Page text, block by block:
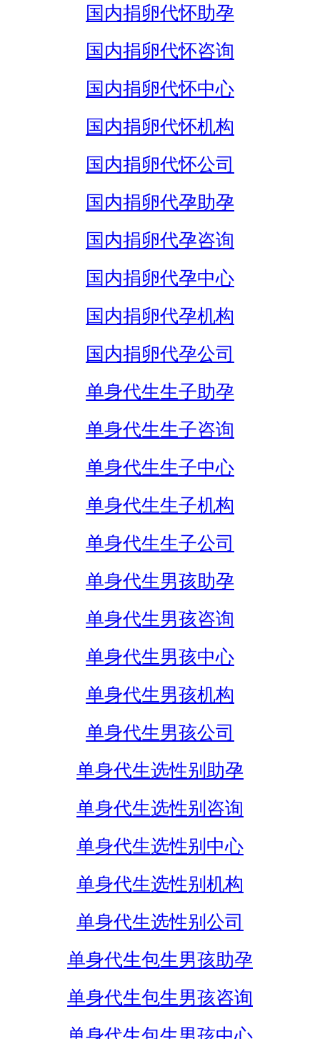
国内捐卵代怀助孕
国内捐卵代怀咨询
国内捐卵代怀中心
国内捐卵代怀机构
国内捐卵代怀公司
国内捐卵代孕助孕
国内捐卵代孕咨询
国内捐卵代孕中心
国内捐卵代孕机构
国内捐卵代孕公司
单身代生生子助孕
单身代生生子咨询
单身代生生子中心
单身代生生子机构
单身代生生子公司
单身代生男孩助孕
单身代生男孩咨询
单身代生男孩中心
单身代生男孩机构
单身代生男孩公司
单身代生选性别助孕
单身代生选性别咨询
单身代生选性别中心
单身代生选性别机构
单身代生选性别公司
单身代生包生男孩助孕
单身代生包生男孩咨询